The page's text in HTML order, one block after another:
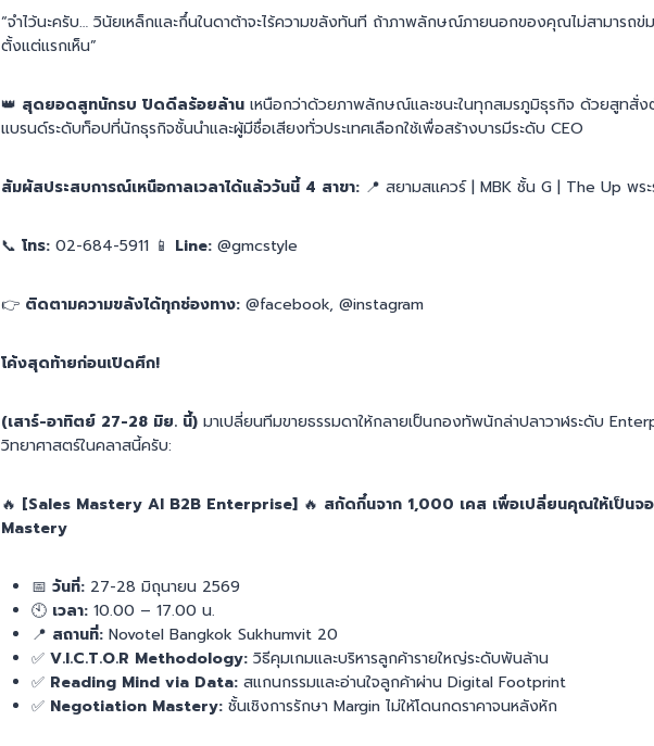
“จำไว้นะครับ… วินัยเหล็กและกึ๋นในดาต้าจะไร้ความขลังทันที ถ้าภาพลักษณ์ภายนอกของคุณไม่สามารถ
ตั้งแต่แรกเห็น”
👑 สุดยอดสูทนักรบ ปิดดีลร้อยล้าน เหนือกว่าด้วยภาพลักษณ์และชนะในทุกสมรภูมิธุรกิจ ด้วยสูทสั่ง
แบรนด์ระดับท็อปที่นักธุรกิจชั้นนำและผู้มีชื่อเสียงทั่วประเทศเลือกใช้เพื่อสร้างบารมีระดับ CEO
สัมผัสประสบการณ์เหนือกาลเวลาได้แล้ววันนี้ 4 สาขา: 📍 สยามสแควร์ | MBK ชั้น G | The Up พร
📞 โทร: 02-684-5911 📱 Line: @gmcstyle
👉 ติดตามความขลังได้ทุกช่องทาง: @facebook, @instagram
โค้งสุดท้ายก่อนเปิดศึก!
(เสาร์-อาทิตย์ 27-28 มิย. นี้) มาเปลี่ยนทีมขายธรรมดาให้กลายเป็นกองทัพนักล่าปลาวาฬระดับ
วิทยาศาสตร์ในคลาสนี้ครับ:
🔥 [Sales Mastery AI B2B Enterprise] 🔥 สกัดกึ๋นจาก 1,000 เคส เพื่อเปลี่ยนคุณให้เป็นจ
Mastery
📅 วันที่: 27-28 มิถุนายน 2569
🕙 เวลา: 10.00 – 17.00 น.
📍 สถานที่: Novotel Bangkok Sukhumvit 20
✅ V.I.C.T.O.R Methodology: วิธีคุมเกมและบริหารลูกค้ารายใหญ่ระดับพันล้าน
✅ Reading Mind via Data: สแกนกรรมและอ่านใจลูกค้าผ่าน Digital Footprint
✅ Negotiation Mastery: ชั้นเชิงการรักษา Margin ไม่ให้โดนกดราคาจนหลังหัก